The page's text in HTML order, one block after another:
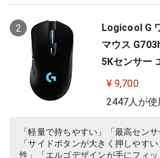
2
Logicool G
マウス
5Kセンサー
YNC RGB
応 ゲーミン
内正規品 【
ー XIV 推奨
¥ 9,700
2447人が使
「軽量で持ちやすい」「最高セン
「サイドボタンが大きく押しやす
性」「エルゴデザインが手にフィ